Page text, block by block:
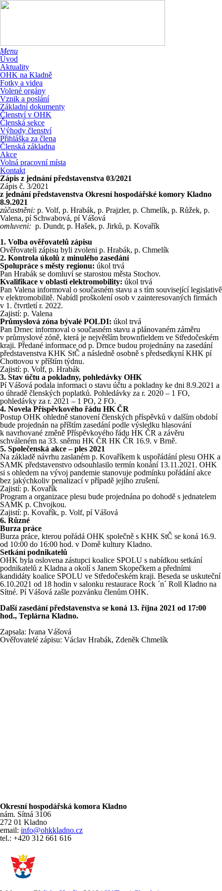
Menu
Úvod
Aktuality
OHK na Kladně
Fotky a videa
Volené orgány
Vznik a poslání
Základní dokumenty
Členství v OHK
Členská sekce
Výhody členství
Přihláška za člena
Členská základna
Akce
Volná pracovní místa
Kontakt
Zápis z jednání představenstva 03/2021
Zápis č. 3/2021
z jednání představenstva Okresní hospodářské komory Kladno
8.9.2021
zúčastněni: p. Volf, p. Hrabák, p. Prajzler, p. Chmelík, p. Růžek, p.
Valena, pí Schwabová, pí Vášová
omluveni: p. Dundr, p. Hašek, p. Jirků, p. Kovařík
1. Volba ověřovatelů zápisu
Ověřovateli zápisu byli zvoleni p. Hrabák, p. Chmelík
2. Kontrola úkolů z minulého zasedání
Spolupráce s městy regionu: úkol trvá
Pan Hrabák se domluví se starostou města Stochov.
Kvalifikace v oblasti elektromobility: úkol trvá
Pan Valena informoval o současném stavu a s tím související legislativě
v elektromobilitě. Nabídl proškolení osob v zainteresovaných firmách
v 1. čtvrtletí r. 2022.
Zajistí: p. Valena
Průmyslová zóna bývalé POLDI: úkol trvá
Pan Drnec informoval o současném stavu a plánovaném záměru
v průmyslové zóně, která je největším brownfieldem ve Středočeském
kraji. Předané informace od p. Drnce budou projednány na zasedání
představenstva KHK StČ a následně osobně s předsedkyní KHK pí
Chottovou v příštím týdnu.
Zajistí: p. Volf, p. Hrabák
3. Stav účtu a pokladny, pohledávky OHK
Pí Vášová podala informaci o stavu účtu a pokladny ke dni 8.9.2021 a
o úhradě členských poplatků. Pohledávky za r. 2020 – 1 FO,
pohledávky za r. 2021 – 1 PO, 2 FO.
4. Novela Příspěvkového řádu HK ČR
Postup OHK ohledně stanovení členských příspěvků v dalším období
bude projednán na příštím zasedání podle výsledku hlasování
k navrhované změně Příspěvkového řádu HK ČR a závěru
schváleném na 33. sněmu HK ČR HK ČR 16.9. v Brně.
5. Společenská akce – ples 2021
Na základě návrhu zaslaném p. Kovaříkem k uspořádání plesu OHK a
SAMK představenstvo odsouhlasilo termín konání 13.11.2021. OHK
si s ohledem na vývoj pandemie stanovuje podmínku pořádání akce
bez jakýchkoliv penalizací v případě jejího zrušení.
Zajistí: p. Kovařík
Program a organizace plesu bude projednána po dohodě s jednatelem
SAMK p. Chvojkou.
Zajistí: p. Kovařík, p. Volf, pí Vášová
6. Různé
Burza práce
Burza práce, kterou pořádá OHK společně s KHK StČ se koná 16.9.
od 10:00 do 16:00 hod. v Domě kultury Kladno.
Setkání podnikatelů
OHK byla oslovena zástupci koalice SPOLU s nabídkou setkání
podnikatelů z Kladna a okolí s Janem Skopečkem a předními
kandidáty koalice SPOLU ve Středočeském kraji. Beseda se uskuteční
6.10.2021 od 18 hodin v salonku restaurace Rock ´n´ Roll Kladno na
Sítné. Pí Vášová zašle pozvánku členům OHK.
Další zasedání představenstva se koná 13. října 2021 od 17:00
hod., Teplárna Kladno.
Zapsala: Ivana Vášová
Ověřovatelé zápisu: Václav Hrabák, Zdeněk Chmelík
Okresní hospodářská komora Kladno
nám. Sítná 3106
272 01 Kladno
email: info@ohkkladno.cz
tel.: +420 312 661 616